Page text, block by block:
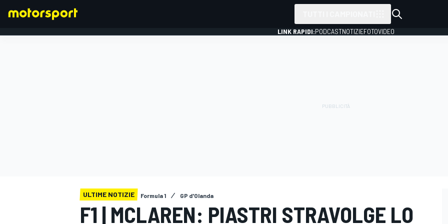
LINK RAPIDI:PODCASTNOTIZIEFOTOVIDEO
ULTIME NOTIZIE Formula 1 GP d'Olanda
F1 | MCLAREN: PIASTRI STRAVOLGE LO